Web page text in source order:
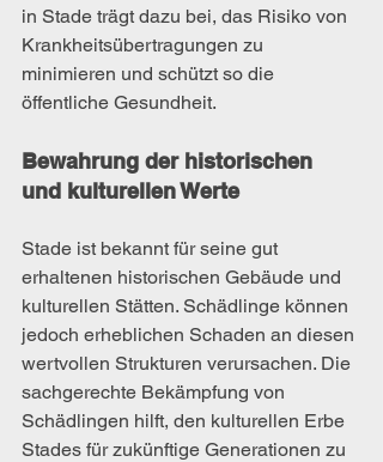
in Stade trägt dazu bei, das Risiko von
Krankheitsübertragungen zu
minimieren und schützt so die
öffentliche Gesundheit.
Bewahrung der historischen
und kulturellen Werte
Stade ist bekannt für seine gut
erhaltenen historischen Gebäude und
kulturellen Stätten. Schädlinge können
jedoch erheblichen Schaden an diesen
wertvollen Strukturen verursachen. Die
sachgerechte Bekämpfung von
Schädlingen hilft, den kulturellen Erbe
Stades für zukünftige Generationen zu